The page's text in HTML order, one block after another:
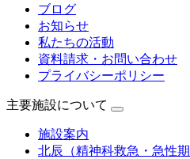
ブログ
お知らせ
私たちの活動
資料請求・お問い合わせ
プライバシーポリシー
主要施設について
施設案内
北辰（精神科救急・急性期